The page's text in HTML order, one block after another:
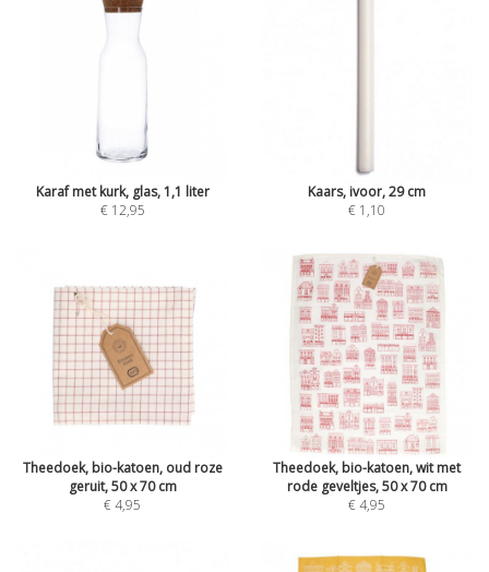
Karaf met kurk, glas, 1,1 liter
€ 12,95
Kaars, ivoor, 29 cm
€ 1,10
Theedoek, bio-katoen, oud roze
geruit, 50 x 70 cm
€ 4,95
Theedoek, bio-katoen, wit met
rode geveltjes, 50 x 70 cm
€ 4,95